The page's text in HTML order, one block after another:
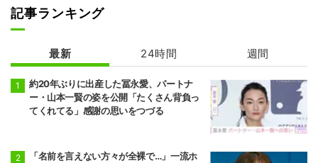
記事ランキング
最新 24時間 週間
約20年ぶりに出産した冨永愛、パートナ
ー・山本一賢の姿を公開「たくさん背負っ
てくれてる」感謝の思いをつづる
「名前を言えない方々が全裸で…」一流ホ